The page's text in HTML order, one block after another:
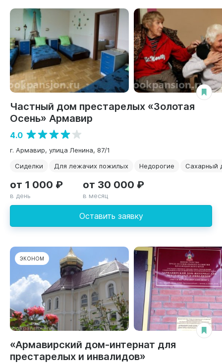
Частный дом престарелых «Золотая
Осень» Армавир
4.0
г. Армавир, улица Ленина, 87/1
Сиделки
Для лежачих пожилых Недорогие Сахарный
Оставить заявку
от 1 000 ₽
в день
от 30 000 ₽
в месяц
ЭКОНОМ
«Армавирский дом-интернат для
престарелых и инвалидов»